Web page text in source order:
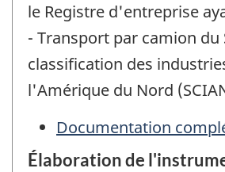
le Registre d'entreprise
- Transport par camion du
classification des
l'Amérique du Nord
Documentation
Élaboration de